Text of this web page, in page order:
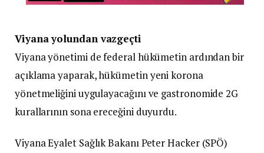
Viyana yolundan vazgeçti
Viyana yönetimi de federal hükümetin ardından bir
açıklama yaparak, hükümetin yeni korona
yönetmeliğini uygulayacağını ve gastronomide 2G
kurallarının sona ereceğini duyurdu.
Viyana Eyalet Sağlık Bakanı Peter Hacker (SPÖ)